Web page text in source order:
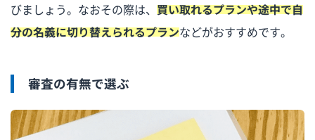
びましょう。なおその際は、 買い取れるプランや途中で自
分の名義に切り替えられるプランなどがおすすめです。
審査の有無で選ぶ